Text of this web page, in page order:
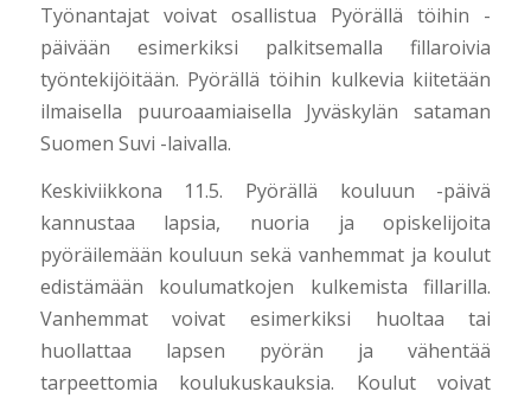
Työnantajat voivat osallistua Pyörällä töihin -
päivään esimerkiksi palkitsemalla fillaroivia
työntekijöitään. Pyörällä töihin kulkevia kiitetään
ilmaisella puuroaamiaisella Jyväskylän sataman
Suomen Suvi -laivalla.
Keskiviikkona 11.5. Pyörällä kouluun -päivä
kannustaa lapsia, nuoria ja opiskelijoita
pyöräilemään kouluun sekä vanhemmat ja koulut
edistämään koulumatkojen kulkemista fillarilla.
Vanhemmat voivat esimerkiksi huoltaa tai
huollattaa lapsen pyörän ja vähentää
tarpeettomia koulukuskauksia. Koulut voivat